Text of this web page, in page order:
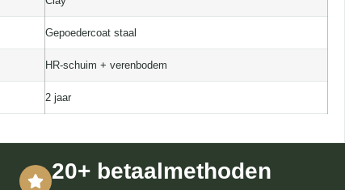
Gepoedercoat staal
HR-schuim + verenbodem
2 jaar
20+ betaalmethoden